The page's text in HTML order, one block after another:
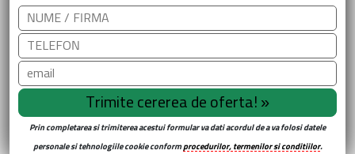
Prin completarea si trimiterea acestui formular va dati acordul de a va folosi datele
personale si tehnologiile cookie conformprocedurilor, termenilor si conditiilor.